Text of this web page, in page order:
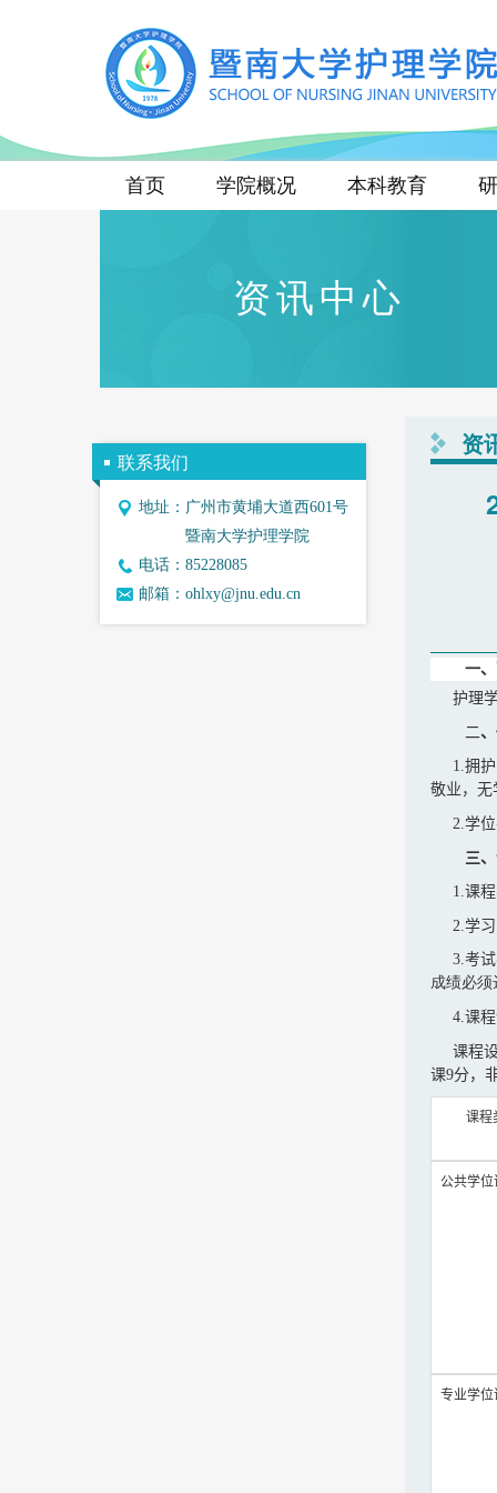
首页 学院概况 本科教育
资讯中心
联系我们
地址： 广州市黄埔大道西601号
暨南大学护理学院
电话： 85228085
邮箱： ohlxy@jnu.edu.cn
资
一
护理
二、
1.拥
敬业，无
2. 学
三
1.课
2. 学
3.考
成绩必须
4. 课
课程
课9分，
课程
公共学位
专业学位